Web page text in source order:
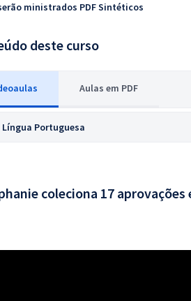
ministrados PDF Sintéticos
deste curso
Aulas em PDF
Língua Portuguesa
coleciona 17